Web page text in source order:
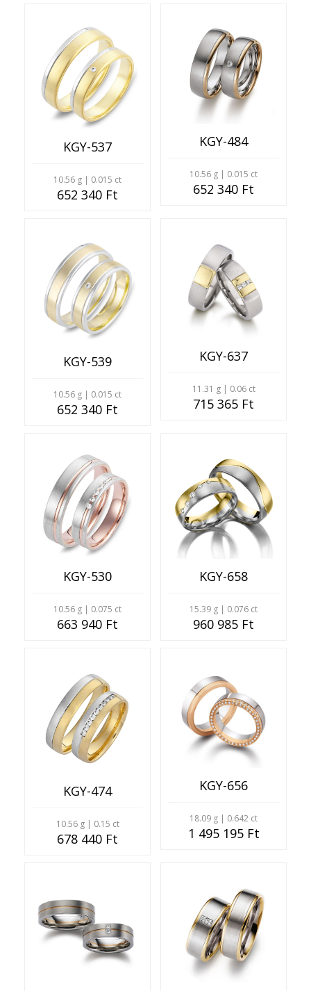
KGY-537
10.56 g | 0.015 ct
652 340 Ft
KGY-484
10.56 g | 0.015 ct
652 340 Ft
KGY-539
10.56 g | 0.015 ct
652 340 Ft
KGY-637
11.31 g | 0.06 ct
715 365 Ft
KGY-530
10.56 g | 0.075 ct
663 940 Ft
KGY-658
15.39 g | 0.076 ct
960 985 Ft
KGY-474
10.56 g | 0.15 ct
678 440 Ft
KGY-656
18.09 g | 0.642 ct
1 495 195 Ft